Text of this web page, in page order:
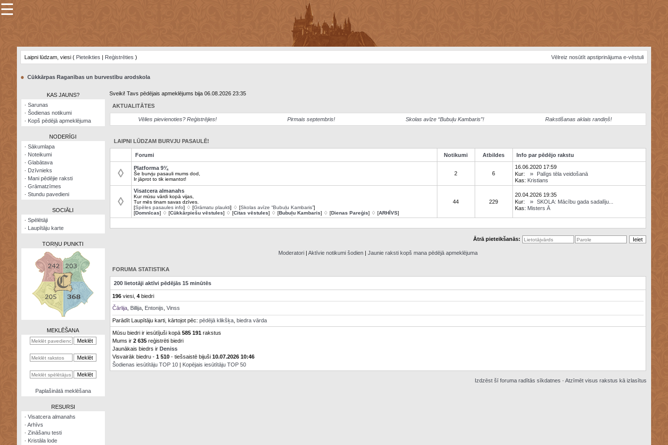
×
Šodienas
Visatcera
almanahs
kalkulators
☰
Laipni lūdzam, viesi ( Pieteikties | Reģistrēties ) Vēlreiz nosūtīt apstiprinājuma e-vēstuli
● Cūkkārpas Raganības un burvestību arodskola
KAS JAUNS?
· Sarunas
· Šodienas notikumi
· Kopš pēdējā apmeklējuma
NODERĪGI
· Sākumlapa
· Noteikumi
· Glabātava
· Dzīvnieks
· Mani pēdējie raksti
· Grāmatzīmes
· Stundu pavedieni
SOCIĀLI
· Spēlētāji
· Laupītāju karte
TORŅU PUNKTI
MEKLĒŠANA
Paplašinātā meklēšana
RESURSI
· Visatcera almanahs
· Arhīvs
· Zināšanu testi
· Kristāla lode
Sveiki! Tavs pēdējais apmeklējums bija 06.08.2026 23:35
AKTUALITĀTES
Vēlies pievienoties? Reģistrējies! Pirmais septembris! Skolas avīze “Bubuļu Kambaris”! Rakstīšanas aklais randiņš!
LAIPNI LŪDZAM BURVJU PASAULĒ!
Forumi Notikumi Atbildes Info par pēdējo rakstu
◊ Platforma 9¾
Še burvju pasauli mums dod,
Ir jāprot to tik iemantot!
2 6
16.06.2020 17:59
Kur:
»
Palīgs tēla veidošanā
Kas: Kristians
◊
Visatcera almanahs
Kur mūsu vārdi kopā vijas,
Tur mēs tinam savas dzīves.
[Spēles pasaules info] ♢ [Grāmatu plaukti] ♢ [Skolas avīze “Bubuļu Kambaris”]
[Domnīcas] ♢ [Cūkkārpiešu vēstules] ♢ [Citas vēstules] ♢ [Bubuļu Kambaris] ♢ [Dienas Pareģis] ♢ [ARHĪVS]
44 229
20.04.2026 19:35
Kur:
» SKOLA: Mācību gada sadalīju...
Kas: Misters Ā
Ātrā pieteikšanās:
Moderatori| Aktīvie notikumi šodien| Jaunie raksti kopš mana pēdējā apmeklējuma
FORUMA STATISTIKA
200 lietotāji aktīvi pēdējās 15 minūtēs
196viesi, 4biedri
Čārlija, Billija, Entonijs Vinss
Parādīt Laupītāju karti, kārtojot pēc: pēdējā klikšķa, biedra vārda
Mūsu biedri ir iesūtījuši kopā 585 191rakstus
Mums ir 2 635reģistrēti biedri
Jaunākais biedrs ir Deniss
Visvairāk biedru - 1 510- tiešsaistē bijuši 10.07.2026 10:46
Šodienas iesūtītāju TOP 10| Kopējais iesūtītāju TOP 50
Izdzēst šī foruma radītās sīkdatnes · Atzīmēt visus rakstus kā izlasītus